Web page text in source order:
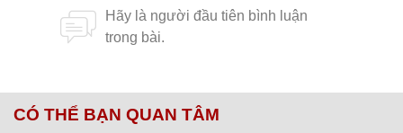
CÓ THỂ BẠN QUAN TÂM